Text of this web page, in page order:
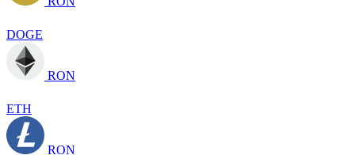
DOGE
RON
ETH
RON